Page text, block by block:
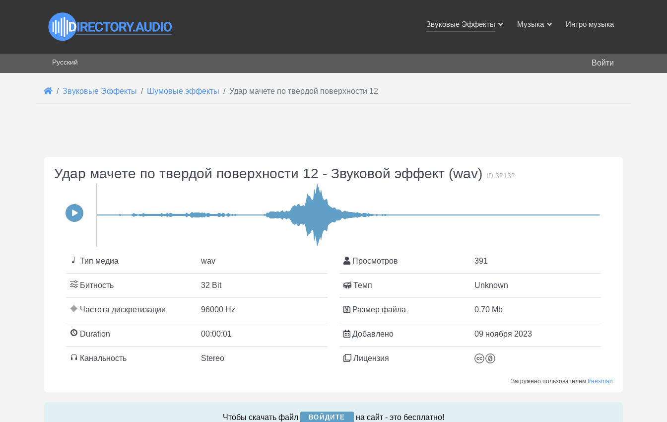
Звуковые Эффекты Музыка Интро музыка
Выберите язык
Русский Войти
Звуковые Эффекты Шумовые эффекты Удар мачете по твердой поверхности 12
Удар мачете по твердой поверхности 12 - Звуковой эффект (wav) ID:32132
Тип медиа wav
Битность 32 Bit
Частота дискретизации 96000 Hz
Duration 00:00:01
Канальность Stereo
Просмотров 391
Темп Unknown
Размер файла 0.70 Mb
Добавлено 09 ноября 2023
Лицензия
Загружено пользователем freesman
Чтобы скачать файл ВОЙДИТЕ на сайт - это бесплатно!